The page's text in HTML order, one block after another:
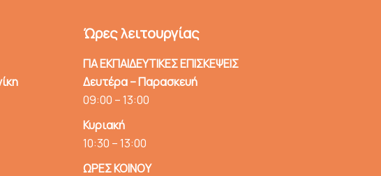
Ώρες λειτουργίας
ΓΙΑ ΕΚΠΑΙΔΕΥΤΙΚΕΣ ΕΠΙΣΚΕΨΕΙΣ
Δευτέρα – Παρασκευή
09:00 – 13:00
Κυριακή
10:30 – 13:00
ΩΡΕΣ ΚΟΙΝΟΥ